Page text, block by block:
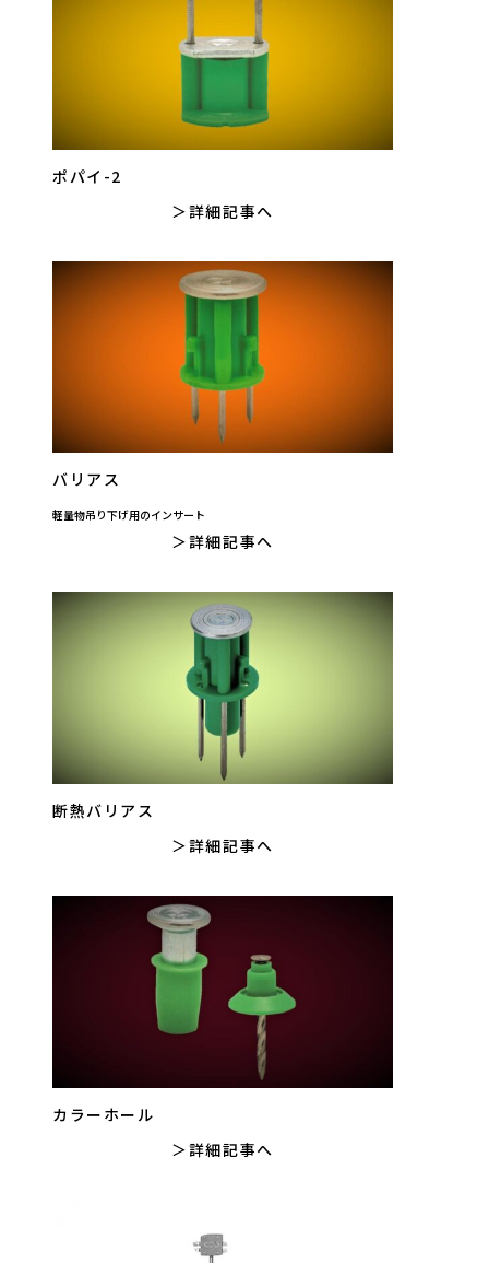
ポパイ-2
詳細記事へ
バリアス
軽量物吊り下げ用のインサート
詳細記事へ
断熱バリアス
詳細記事へ
カラーホール
詳細記事へ